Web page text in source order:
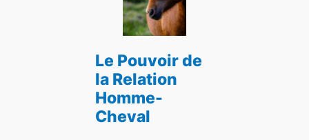
Le Pouvoir de
la Relation
Homme-
Cheval